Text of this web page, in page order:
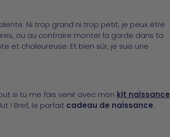
Ni trop grand ni trop petit, je peux être
ou au contraire monter la garde dans ta
et chaleureuse. Et bien sûr, je suis une
si tu me fais venir avec mon kit naissance
! Bref, le parfait cadeau de naissance.